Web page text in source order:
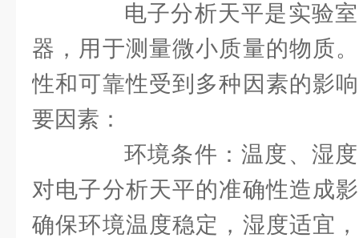
电子分析天平是实验室
器，用于测量微小质量的物质
性和可靠性受到多种因素的影
要因素：
环境条件：温度、湿度
对电子分析天平的准确性造成
确保环境温度稳定，湿度适宜